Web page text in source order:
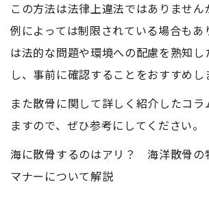
この方法は法律上違法ではありませ
例によっては制限されている場合もあ
は法的な問題や環境への配慮を熟知
し、事前に確認することをおすすめし
また散骨に関して詳しく紹介したコ
ますので、ぜひ参考にしてください。
海に散骨するのはアリ？ 海洋散骨の
マナーについて解説